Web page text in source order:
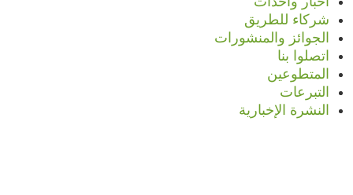
شركاء للطريق
الجوائز والمنشورات
اتصلوا بنا
المتطوعين
التبرعات
النشرة الإخبارية